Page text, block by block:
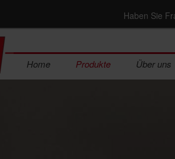
Haben Sie
Home Produkte Über uns